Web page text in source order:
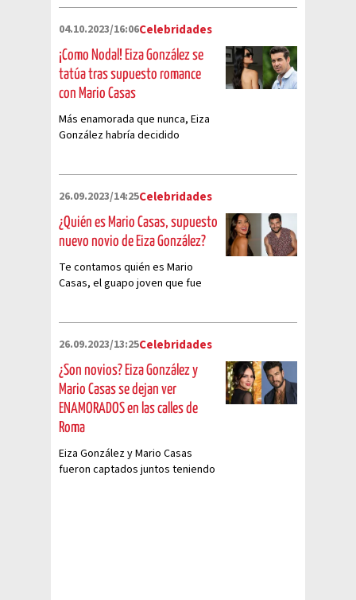
04.10.2023/16:06Celebridades
¡Como Nodal! Eiza González se
tatúa tras supuesto romance
con Mario Casas
Más enamorada que nunca, Eiza
González habría decidido
26.09.2023/14:25Celebridades
¿Quién es Mario Casas, supuesto
nuevo novio de Eiza González?
Te contamos quién es Mario
Casas, el guapo joven que fue
26.09.2023/13:25Celebridades
¿Son novios? Eiza González y
Mario Casas se dejan ver
ENAMORADOS en las calles de
Roma
Eiza González y Mario Casas
fueron captados juntos teniendo